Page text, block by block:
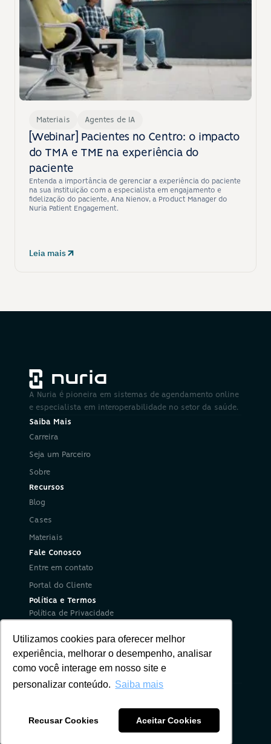
Utilizamos cookies para oferecer melhor
experiência, melhorar o desempenho, analisar
como você interage em nosso site e
personalizar conteúdo. Saiba mais
Recusar Cookies Aceitar Cookies
Materiais Agentes de IA
[Webinar] Pacientes no Centro: o impacto
do TMA e TME na experiência do
paciente
Entenda a importância de gerenciar a experiência do paciente
na sua instituição com a especialista em engajamento e
fidelização do paciente, Ana Nienov, a Product Manager do
Nuria Patient Engagement.
Leia mais
A Nuria é pioneira em sistemas de agendamento online
e especialista em interoperabilidade no setor da saúde.
Saiba Mais
Carreira
Seja um Parceiro
Sobre
Recursos
Blog
Cases
Materiais
Fale Conosco
Entre em contato
Portal do Cliente
Política e Termos
Política de Privacidade
Termos de Uso
Redes Sociais
Nuria © 2012-2025. Todos direitos reservados.